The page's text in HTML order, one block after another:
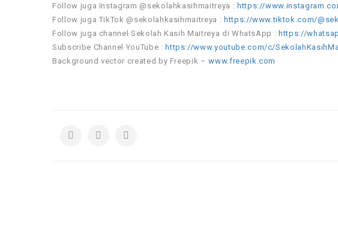
Follow juga Instagram @sekolahkasihmaitreya : https://
Follow juga TikTok @sekolahkasihmaitreya : https://www.tiktok.com/
Follow juga channel Sekolah Kasih Maitreya di WhatsApp : https://
Subscribe Channel YouTube : https://www.youtube.com/c/
Background vector created by Freepik –www.freepik.com